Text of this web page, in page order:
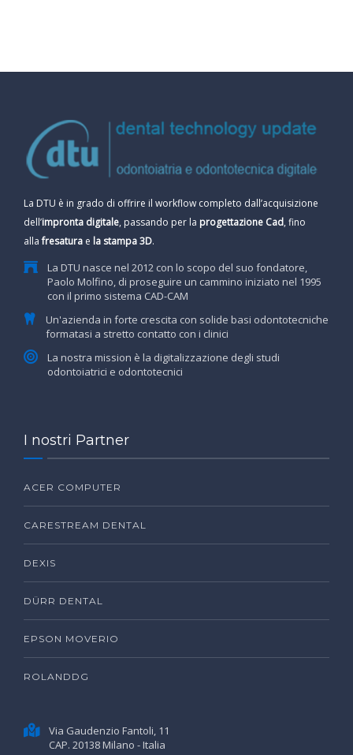
La DTU è in grado di offrire il workflow completo dall’acquisizione
dell’impronta digitale, passando per la progettazione Cad, fino
allafresatura e la stampa 3D.
La DTU nasce nel 2012 con lo scopo del suo fondatore,
Paolo Molfino, di proseguire un cammino iniziato nel 1995
con il primo sistema CAD-CAM
Un'azienda in forte crescita con solide basi odontotecniche
formatasi a stretto contatto con i clinici
La nostra mission è la digitalizzazione degli studi
odontoiatrici e odontotecnici
I nostri Partner
ACER COMPUTER
CARESTREAM DENTAL
DEXIS
DÜRR DENTAL
EPSON MOVERIO
ROLANDDG
Via Gaudenzio Fantoli, 11
CAP. 20138 Milano - Italia